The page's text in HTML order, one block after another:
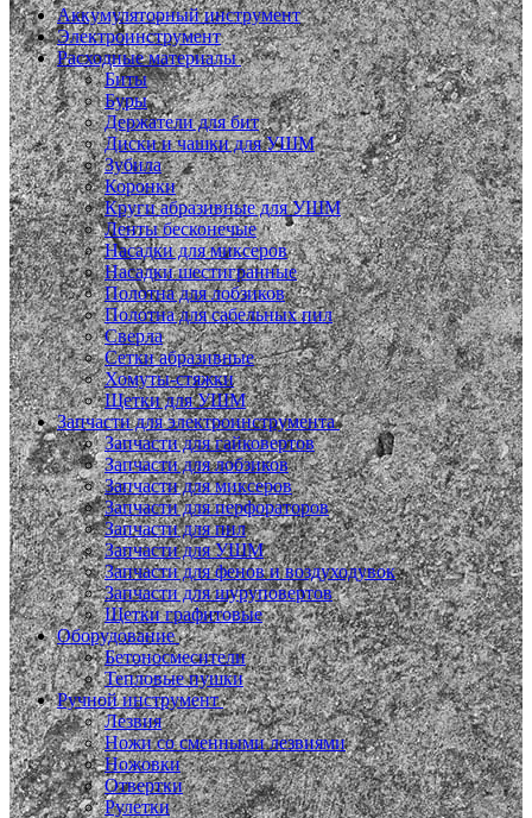
Аккумуляторный инструмент
Электроинструмент
Расходные материалы
Биты
Буры
Держатели для бит
Диски и чашки для УШМ
Зубила
Коронки
Круги абразивные для УШМ
Ленты бесконечые
Насадки для миксеров
Насадки шестигранные
Полотна для лобзиков
Полотна для сабельных пил
Сверла
Сетки абразивные
Хомуты-стяжки
Щетки для УШМ
Запчасти для электроинструмента
Запчасти для гайковертов
Запчасти для лобзиков
Запчасти для миксеров
Запчасти для перфораторов
Запчасти для пил
Запчасти для УШМ
Запчасти для фенов и воздуходувок
Запчасти для шуруповертов
Щетки графитовые
Оборудование
Бетоносмесители
Тепловые пушки
Ручной инструмент
Лезвия
Ножи со сменными лезвиями
Ножовки
Отвертки
Рулетки